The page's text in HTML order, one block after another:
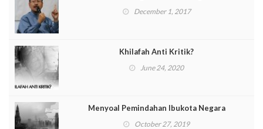
December 1, 2017
Khilafah Anti Kritik?
June 24, 2020
Menyoal Pemindahan Ibukota Negara
October 27, 2019